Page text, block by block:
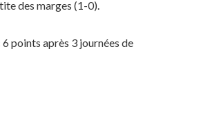
des marges (1-0).
points après 3 journées de